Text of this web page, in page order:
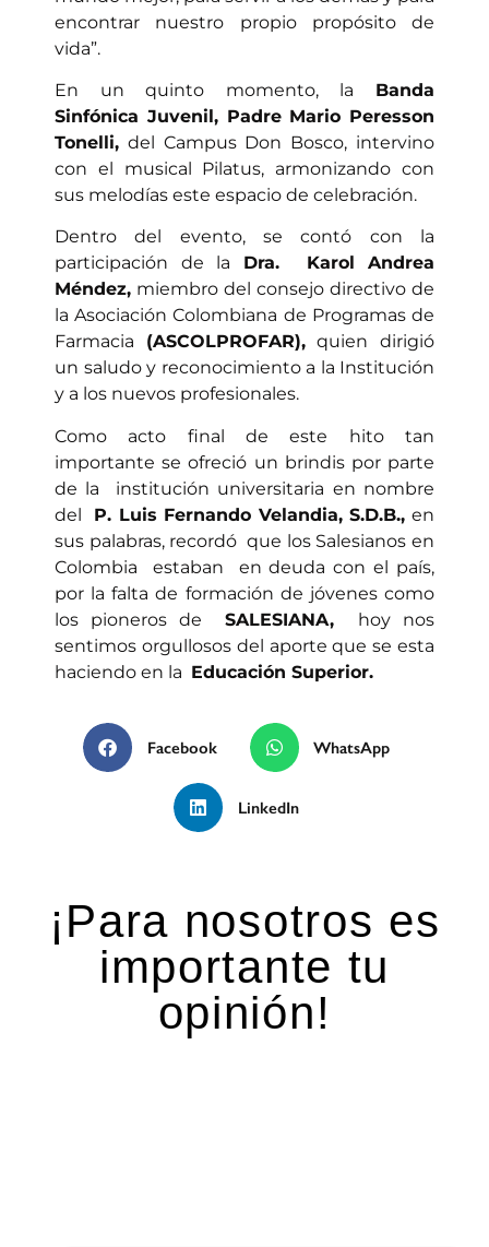
encontrar nuestro propio propósito de
vida”.
En un quinto momento, la Banda
Sinfónica Juvenil, Padre Mario Peresson
Tonelli, del Campus Don Bosco, intervino
con el musical Pilatus, armonizando con
sus melodías este espacio de celebración.
Dentro del evento, se contó con la
participación de la Dra. Karol Andrea
Méndez, miembro del consejo directivo de
la Asociación Colombiana de Programas de
Farmacia (ASCOLPROFAR),quien dirigió
un saludo y reconocimiento a la Institución
y a los nuevos profesionales.
Como acto final de este hito tan
importante se ofreció un brindis por parte
de la institución universitaria en nombre
del P. Luis Fernando Velandia, S.D.B., en
sus palabras, recordó que los Salesianos en
Colombia estaban en deuda con el país,
por la falta de formación de jóvenes como
los pioneros deSALESIANA, hoy nos
sentimos orgullosos del aporte que se esta
haciendo en la Educación Superior.
Facebook WhatsApp
LinkedIn
¡Para nosotros es
importante tu
opinión!